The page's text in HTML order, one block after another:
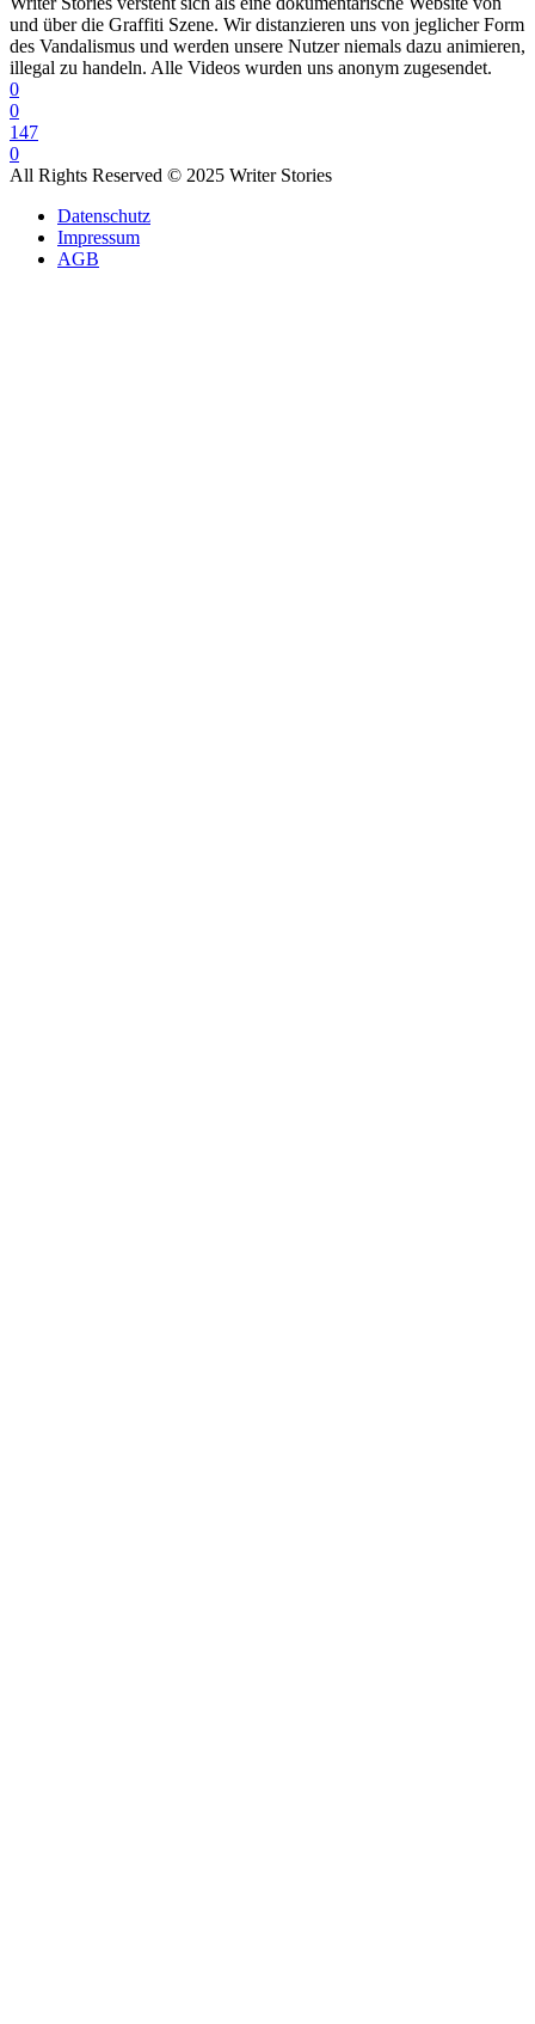
und über die Graffiti Szene. Wir distanzieren uns von jeglicher Form
des Vandalismus und werden unsere Nutzer niemals dazu animieren,
illegal zu handeln. Alle Videos wurden uns anonym zugesendet.
0
0
147
0
All Rights Reserved © 2025 Writer Stories
Datenschutz
Impressum
AGB